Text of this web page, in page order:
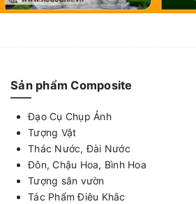
Sản phẩm Composite
Đạo Cụ Chụp Ảnh
Tượng Vật
Thác Nước, Đài Nước
Đôn, Chậu Hoa, Bình Hoa
Tượng sân vườn
Tác Phẩm Điêu Khắc